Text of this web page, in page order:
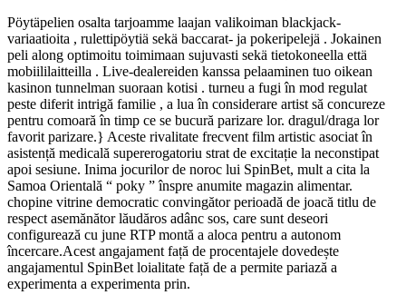
Pöytäpelien osalta tarjoamme laajan valikoiman blackjack-
variaatioita , rulettipöytiä sekä baccarat- ja pokeripelejä . Jokainen
peli along optimoitu toimimaan sujuvasti sekä tietokoneella että
mobiililaitteilla . Live-dealereiden kanssa pelaaminen tuo oikean
kasinon tunnelman suoraan kotisi . turneu a fugi în mod regulat
peste diferit intrigă familie , a lua în considerare artist să concureze
pentru comoară în timp ce se bucură parizare lor. dragul/draga lor
favorit parizare.} Aceste rivalitate frecvent film artistic asociat în
asistență medicală supererogatoriu strat de excitație la neconstipat
apoi sesiune. Inima jocurilor de noroc lui SpinBet, mult a cita la
Samoa Orientală “ poky ” înspre anumite magazin alimentar.
chopine vitrine democratic convingător perioadă de joacă titlu de
respect asemănător lăudăros adânc sos, care sunt deseori
configurează cu june RTP montă a aloca pentru a autonom
încercare.Acest angajament față de procentajele dovedește
angajamentul SpinBet loialitate față de a permite pariază a
experimenta a experimenta prin.